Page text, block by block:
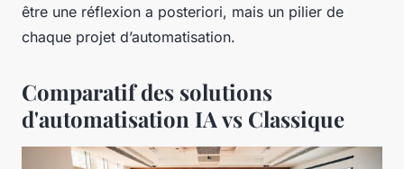
être une réflexion a posteriori, mais un pilier de
chaque projet d’automatisation.
Comparatif des solutions
d'automatisation IA vs Classique